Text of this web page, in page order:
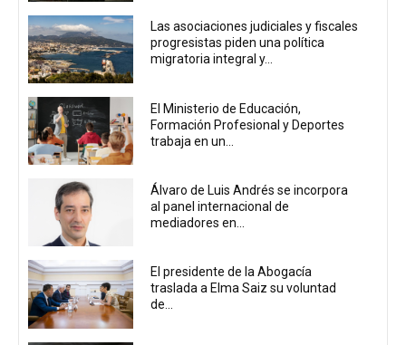
Las asociaciones judiciales y fiscales
progresistas piden una política
migratoria integral y...
El Ministerio de Educación,
Formación Profesional y Deportes
trabaja en un...
Álvaro de Luis Andrés se incorpora
al panel internacional de
mediadores en...
El presidente de la Abogacía
traslada a Elma Saiz su voluntad
de...